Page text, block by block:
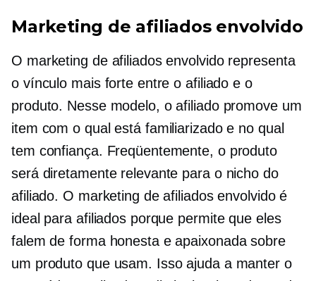
Marketing de afiliados envolvido
O marketing de afiliados envolvido representa
o vínculo mais forte entre o afiliado e o
produto. Nesse modelo, o afiliado promove um
item com o qual está familiarizado e no qual
tem confiança. Freqüentemente, o produto
será diretamente relevante para o nicho do
afiliado. O marketing de afiliados envolvido é
ideal para afiliados porque permite que eles
falem de forma honesta e apaixonada sobre
um produto que usam. Isso ajuda a manter o